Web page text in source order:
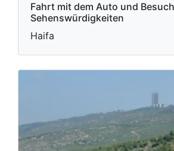
Fahrt mit dem Auto und
Sehenswürdigkeiten
Haifa